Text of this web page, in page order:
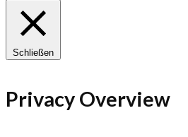
Schließen
Privacy Overview